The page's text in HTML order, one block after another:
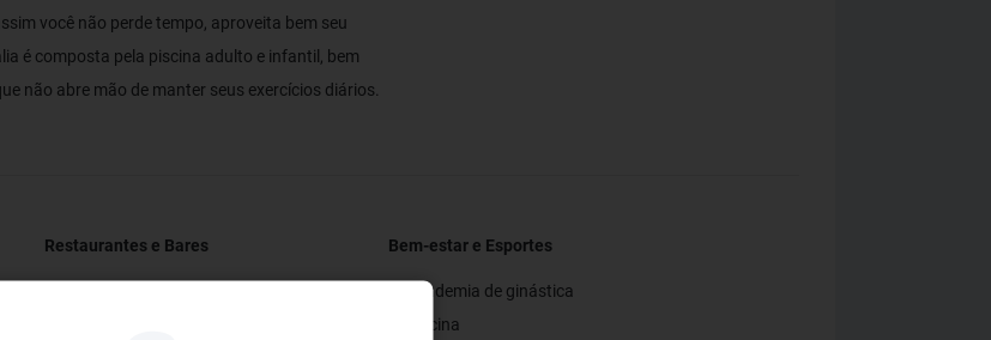
você não perde tempo, aproveita bem seu
é composta pela piscina adulto e infantil, bem
não abre mão de manter seus exercícios diários.
Restaurantes e Bares Bem-estar e Esportes
✓ Academia de ginástica
✓ Piscina